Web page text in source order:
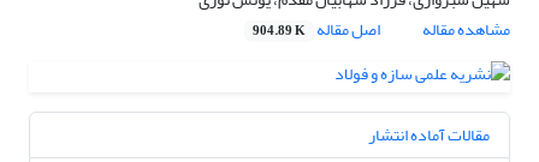
مشاهده مقاله
اصل مقاله 904.89 K
مقالات آماده انتشار